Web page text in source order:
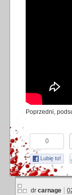
Poprzedni,
0
Lubię to!
dr carnage